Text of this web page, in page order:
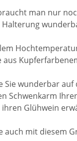
man nur
wunderbar
Schwenkarm
Glühwein
mit diesem